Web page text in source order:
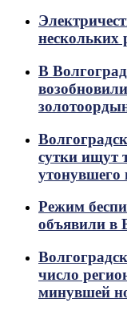
нескольких
В
сутки ищут
утонувшего
Режим
объявили в
число
минувшей